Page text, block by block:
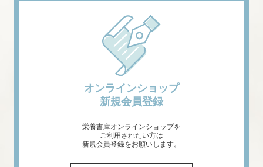
オンラインショップ
新規会員登録
栄養書庫オンラインショップを
ご利用されたい方は
新規会員登録をお願いします。